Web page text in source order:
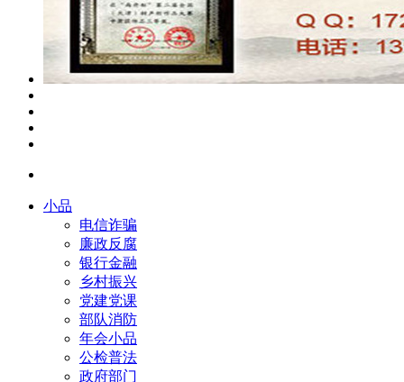
小品
电信诈骗
廉政反腐
银行金融
乡村振兴
党建党课
部队消防
年会小品
公检普法
政府部门